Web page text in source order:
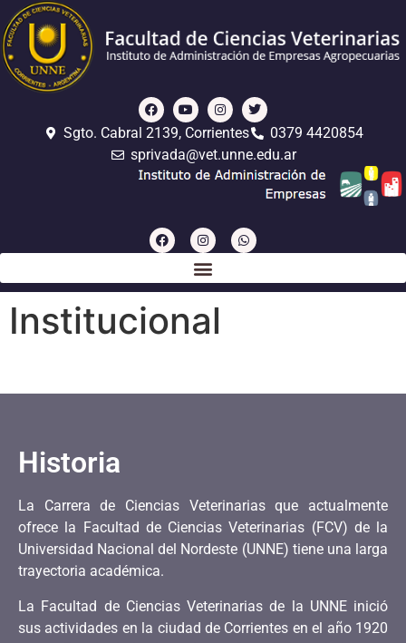
Sgto. Cabral 2139, Corrientes
0379 4420854
sprivada@vet.unne.edu.ar
Institucional
Historia
La Carrera de Ciencias Veterinarias que actualmente
ofrece la Facultad de Ciencias Veterinarias (FCV) de la
Universidad Nacional del Nordeste (UNNE) tiene una larga
trayectoria académica.
La Facultad de Ciencias Veterinarias de la UNNE inició
sus actividades en la ciudad de Corrientes en el año 1920